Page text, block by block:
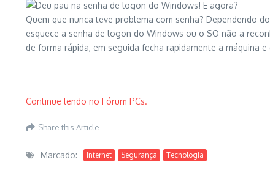
Quem que nunca teve problema com senha? Dependendo
esquece a senha de logon do Windows ou o SO não a
de forma rápida, em seguida fecha rapidamente a máquina
Continue lendo no Fórum PCs.
Share this Article
Marcado: Internet Segurança Tecnologia